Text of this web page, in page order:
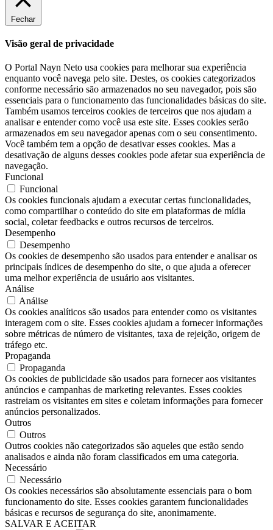
Fechar
Visão geral de privacidade
O Portal Nayn Neto usa cookies para melhorar sua experiência
enquanto você navega pelo site. Destes, os cookies categorizados
conforme necessário são armazenados no seu navegador, pois são
essenciais para o funcionamento das funcionalidades básicas do site.
Também usamos terceiros cookies de terceiros que nos ajudam a
analisar e entender como você usa este site. Esses cookies serão
armazenados em seu navegador apenas com o seu consentimento.
Você também tem a opção de desativar esses cookies. Mas a
desativação de alguns desses cookies pode afetar sua experiência de
navegação.
Funcional
Funcional
Os cookies funcionais ajudam a executar certas funcionalidades,
como compartilhar o conteúdo do site em plataformas de mídia
social, coletar feedbacks e outros recursos de terceiros.
Desempenho
Desempenho
Os cookies de desempenho são usados ​​para entender e analisar os
principais índices de desempenho do site, o que ajuda a oferecer
uma melhor experiência de usuário aos visitantes.
Análise
Análise
Os cookies analíticos são usados ​​para entender como os visitantes
interagem com o site. Esses cookies ajudam a fornecer informações
sobre métricas de número de visitantes, taxa de rejeição, origem de
tráfego etc.
Propaganda
Propaganda
Os cookies de publicidade são usados ​​para fornecer aos visitantes
anúncios e campanhas de marketing relevantes. Esses cookies
rastreiam os visitantes em sites e coletam informações para fornecer
anúncios personalizados.
Outros
Outros
Outros cookies não categorizados são aqueles que estão sendo
analisados ​​e ainda não foram classificados em uma categoria.
Necessário
Necessário
Os cookies necessários são absolutamente essenciais para o bom
funcionamento do site. Esses cookies garantem funcionalidades
básicas e recursos de segurança do site, anonimamente.
SALVAR E ACEITAR